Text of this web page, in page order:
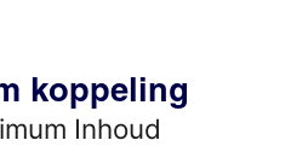
koppeling
Inhoud